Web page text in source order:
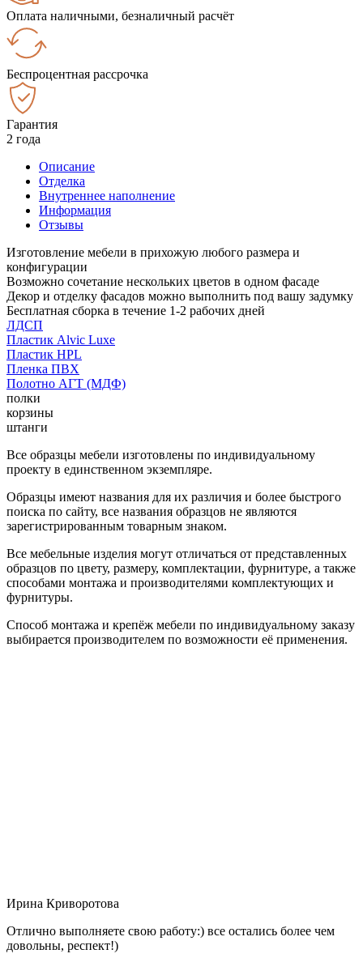
Оплата наличными, безналичный расчёт
Беспроцентная рассрочка
Гарантия
2 года
Описание
Отделка
Внутреннее наполнение
Информация
Отзывы
Изготовление мебели в прихожую любого размера и
конфигурации
Возможно сочетание нескольких цветов в одном фасаде
Декор и отделку фасадов можно выполнить под вашу задумку
Бесплатная сборка в течение 1-2 рабочих дней
ЛДСП
Пластик Alvic Luxe
Пластик HPL
Пленка ПВХ
Полотно АГТ (МДФ)
полки
корзины
штанги
Все образцы мебели изготовлены по индивидуальному
проекту в единственном экземпляре.
Образцы имеют названия для их различия и более быстрого
поиска по сайту, все названия образцов не являются
зарегистрированным товарным знаком.
Все мебельные изделия могут отличаться от представленных
образцов по цвету, размеру, комплектации, фурнитуре, а также
способами монтажа и производителями комплектующих и
фурнитуры.
Способ монтажа и крепёж мебели по индивидуальному заказу
выбирается производителем по возможности её применения.
Ирина Криворотова
Отлично выполняете свою работу:) все остались более чем
довольны, респект!)